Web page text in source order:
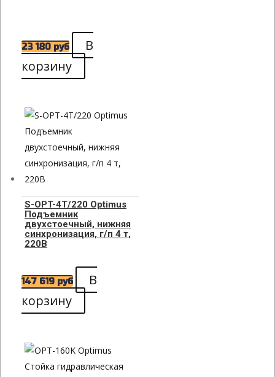
23 180 руб
В
корзину
S-OPT-4T/220 Optimus
Подъемник
двухстоечный, нижняя
синхронизация, г/п 4 т,
220В
147 619 руб
В
корзину